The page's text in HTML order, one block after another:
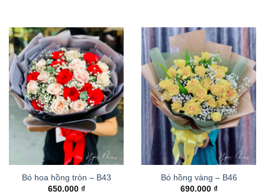
Bó hoa hồng tròn – B43
650.000 ₫
Bó hồng vàng – B46
690.000 ₫